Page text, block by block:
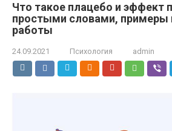
Что такое плацебо и эффект
простыми словами, примеры
работы
24.09.2021 Психология admin